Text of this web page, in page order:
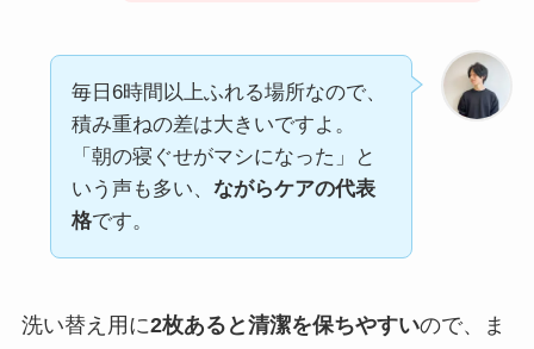
毎日6時間以上ふれる場所なので、
積み重ねの差は大きいですよ。
「朝の寝ぐせがマシになった」と
いう声も多い、 ながらケアの代表
格です。
洗い替え用に2枚あると清潔を保ちやすいので、ま